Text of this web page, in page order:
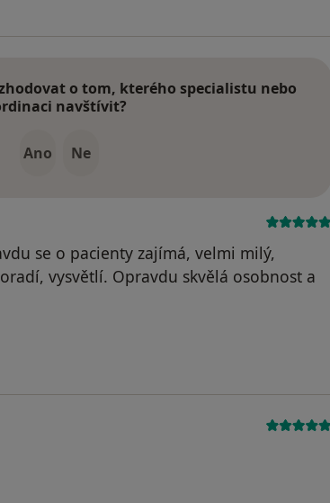
o tom, kterého specialistu nebo
navštívit?
Ano Ne
se o pacienty zajímá, velmi milý,
vysvětlí. Opravdu skvělá osobnost a
Váš účet byl odstraněn
účet byl odstraněn